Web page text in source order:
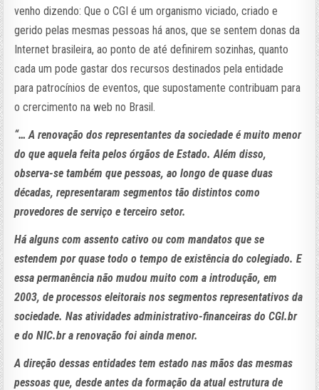
venho dizendo: Que o CGI é um organismo viciado, criado e
gerido pelas mesmas pessoas há anos, que se sentem donas da
Internet brasileira, ao ponto de até definirem sozinhas, quanto
cada um pode gastar dos recursos destinados pela entidade
para patrocínios de eventos, que supostamente contribuam para
o crercimento na web no Brasil.
“… A renovação dos representantes da sociedade é muito menor
do que aquela feita pelos órgãos de Estado. Além disso,
observa-se também que pessoas, ao longo de quase duas
décadas, representaram segmentos tão distintos como
provedores de serviço e terceiro setor.
Há alguns com assento cativo ou com mandatos que se
estendem por quase todo o tempo de existência do colegiado. E
essa permanência não mudou muito com a introdução, em
2003, de processos eleitorais nos segmentos representativos da
sociedade. Nas atividades administrativo-financeiras do CGI.br
e do NIC.br a renovação foi ainda menor.
A direção dessas entidades tem estado nas mãos das mesmas
pessoas que, desde antes da formação da atual estrutura de